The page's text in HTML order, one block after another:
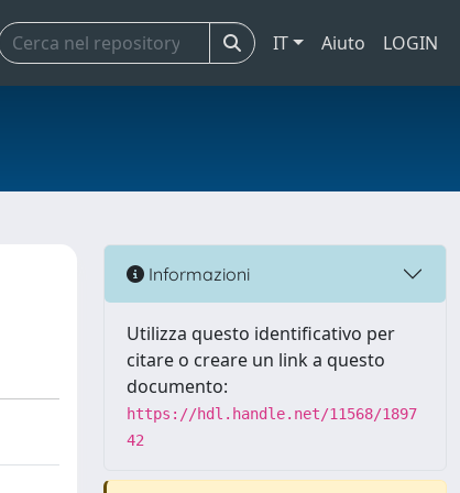
IT Aiuto LOGIN
Informazioni
Utilizza questo identificativo per
citare o creare un link a questo
documento:
https://hdl.handle.net/11568/1897
42